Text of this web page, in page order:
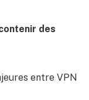
des
entre VPN